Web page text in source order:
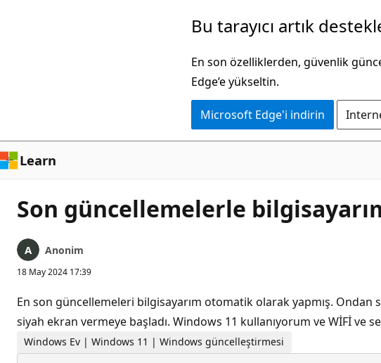
Bu tarayıcı artık
En son özelliklerden, güvenlik
Edge’e yükseltin.
Microsoft Edge'i indirin
Learn
Son güncellemelerle
Anonim
18 May 2024 17:39
En son güncellemeleri bilgisayarım otomatik olarak yapmış. Ondan
siyah ekran vermeye başladı. Windows 11 kullanıyorum ve WİFİ ve
Windows Ev | Windows 11 | Windows güncelleştirmesi